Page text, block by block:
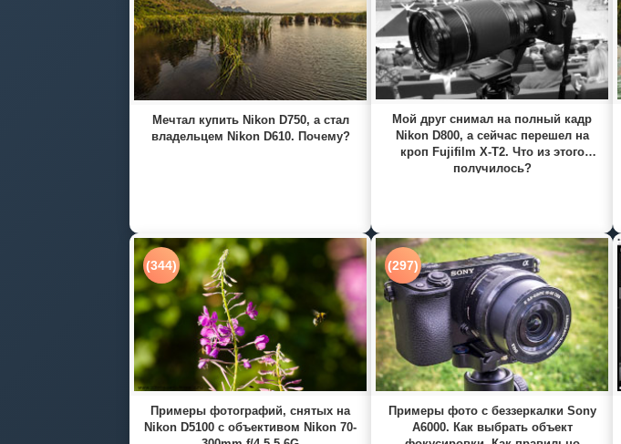
Мечтал купить Nikon D750, а стал
владельцем Nikon D610. Почему?
Мой друг снимал на полный кадр
Nikon D800, а сейчас перешел на
кроп Fujifilm X-T2. Что из этого
получилось?
(344)
Примеры фотографий, снятых на
Nikon D5100 с объективом Nikon 70-
(297)
Примеры фото с беззеркалки Sony
A6000. Как выбрать объект